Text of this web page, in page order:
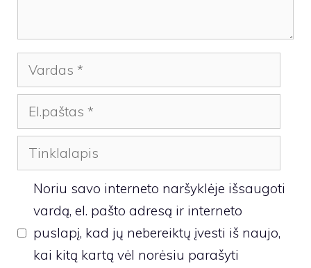
Vardas
El.paštas
Tinklalapis
Noriu savo interneto naršyklėje išsaugoti
vardą, el. pašto adresą ir interneto
puslapį, kad jų nebereiktų įvesti iš naujo,
kai kitą kartą vėl norėsiu parašyti